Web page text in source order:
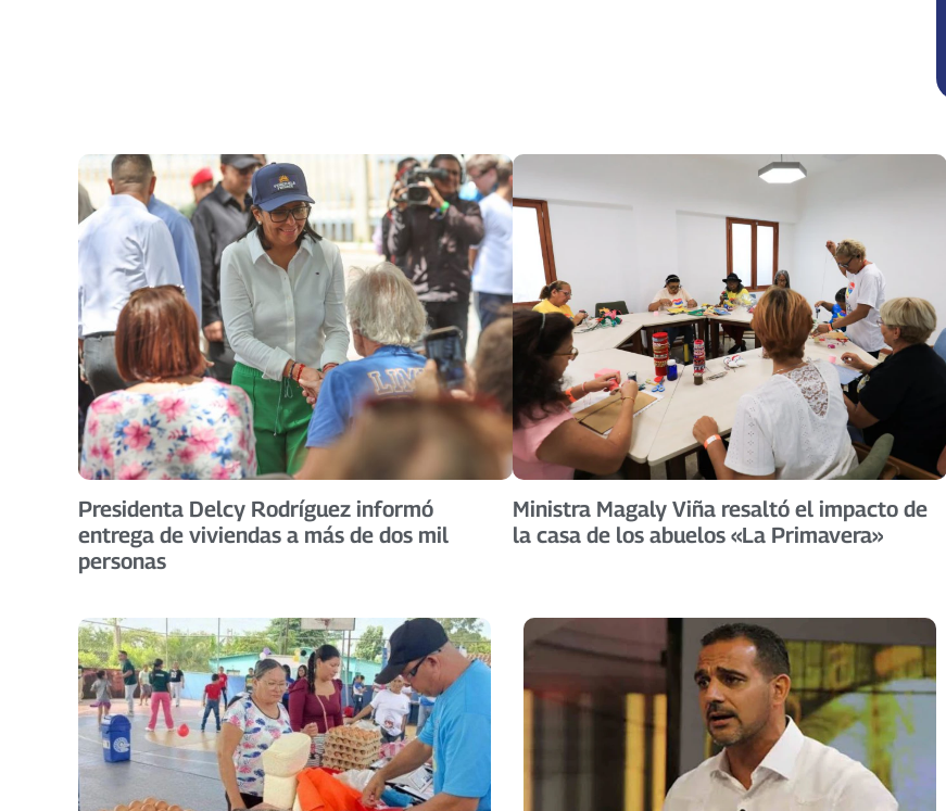
Presidenta Delcy Rodríguez informó
entrega de viviendas a más de dos mil
personas
Ministra Magaly Viña resaltó el impacto de
la casa de los abuelos «La Primavera»